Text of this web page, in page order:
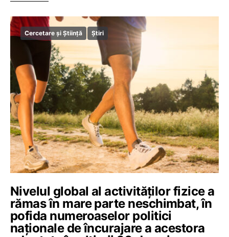
Cercetare și Știință Știri
Nivelul global al activităților fizice a
rămas în mare parte neschimbat, în
pofida numeroaselor politici
naționale de încurajare a acestora